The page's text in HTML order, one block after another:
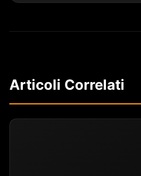
Articoli Correlati